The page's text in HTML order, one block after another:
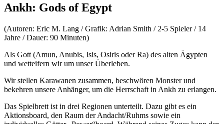
Ankh: Gods of Egypt
(Autoren: Eric M. Lang / Grafik: Adrian Smith / 2-5 Spieler / 14
Jahre / Dauer: 90 Minuten)
Als Gott (Amun, Anubis, Isis, Osiris oder Ra) des alten Ägypten
und wetteifern wir um unser Überleben.
Wir stellen Karawanen zusammen, beschwören Monster und
bekehren unsere Anhänger, um die Herrschaft in Ankh zu erlangen.
Das Spielbrett ist in drei Regionen unterteilt. Dazu gibt es ein
Aktionsboard, den Raum der Andacht/Ruhms sowie ein